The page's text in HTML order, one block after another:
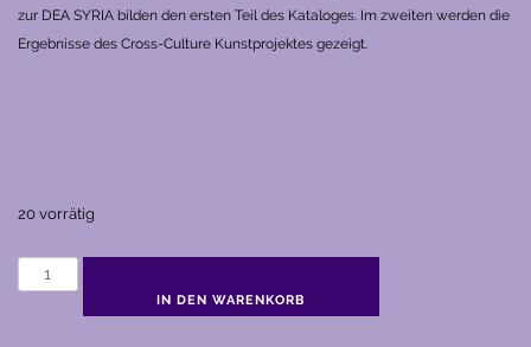
zur DEA SYRIA bilden den ersten Teil des Kataloges. Im zweiten werden die
Ergebnisse des Cross-Culture Kunstprojektes gezeigt.
20 vorrätig
DEA
SYRIA
IN DEN WARENKORB